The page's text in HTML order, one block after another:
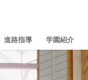
進路指導 学園紹介